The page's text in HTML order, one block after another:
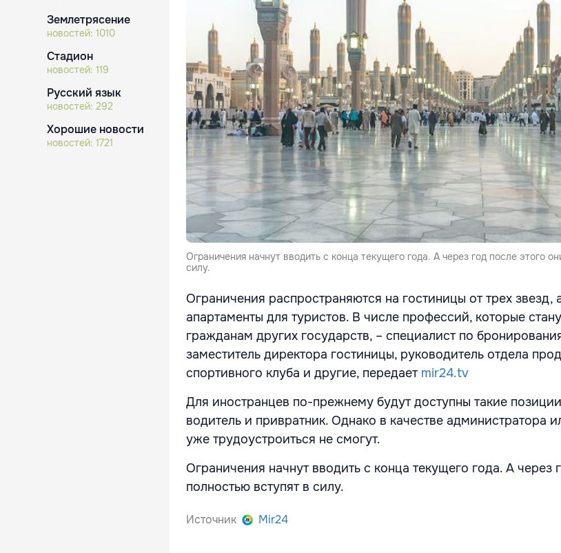
Землетрясение
новостей: 1010
Стадион
новостей: 119
Русский язык
новостей: 292
Хорошие новости
новостей: 1721
Ограничения начнут вводить с конца текущего года. А через год после этого
силу.
Ограничения распространяются на гостиницы от трех звезд,
апартаменты для туристов. В числе профессий, которые
гражданам других государств, – специалист по
заместитель директора гостиницы, руководитель отдела
спортивного клуба и другие, передает mir24.tv
Для иностранцев по-прежнему будут доступны такие
водитель и привратник. Однако в качестве администратора
уже трудоустроиться не смогут.
Ограничения начнут вводить с конца текущего года. А через
полностью вступят в силу.
Источник Mir24